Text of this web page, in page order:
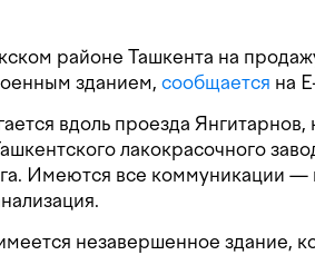
районе Ташкента на
зданием, сообщается на
вдоль проезда Янгитарнов,
лакокрасочного
Имеются все коммуникации —
незавершенное здание,